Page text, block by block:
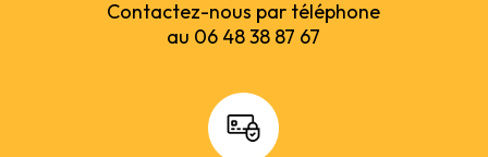
Contactez-nous par téléphone
au 06 48 38 87 67